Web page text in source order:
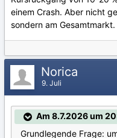
einem Crash. Aber nicht
sondern am Gesamtmarkt.
Norica
9. Juli
Am 8.7.2026 um
Grundlegende Frage: